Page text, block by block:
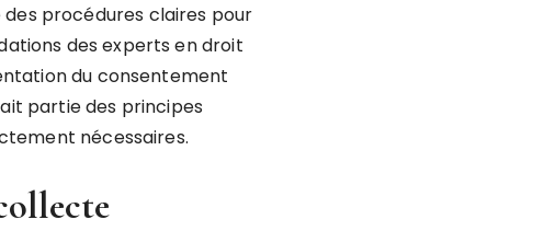
procédures claires pour
des experts en droit
du consentement
partie des principes
nécessaires.